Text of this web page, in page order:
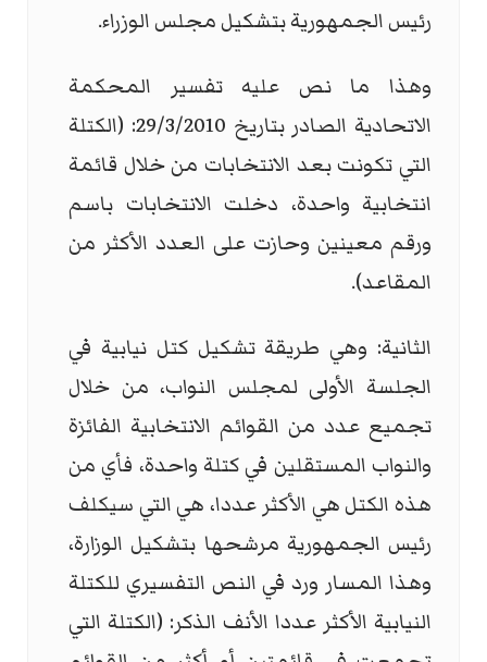
رئيس الجمهورية بتشكيل مجلس الوزراء.
وهذا ما نص عليه تفسير المحكمة
الاتحادية الصادر بتاريخ 29/3/2010: (الكتلة
التي تكونت بعد الانتخابات من خلال قائمة
انتخابية واحدة، دخلت الانتخابات باسم
ورقم معينين وحازت على العدد الأكثر من
المقاعد).
الثانية: وهي طريقة تشكيل كتل نيابية في
الجلسة الأولى لمجلس النواب، من خلال
تجميع عدد من القوائم الانتخابية الفائزة
والنواب المستقلين في كتلة واحدة، فأي من
هذه الكتل هي الأكثر عددا، هي التي سيكلف
رئيس الجمهورية مرشحها بتشكيل الوزارة،
وهذا المسار ورد في النص التفسيري للكتلة
النيابية الأكثر عددا الأنف الذكر: (الكتلة التي